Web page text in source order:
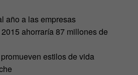
año a las empresas
ahorraría 87 millones de
estilos de vida